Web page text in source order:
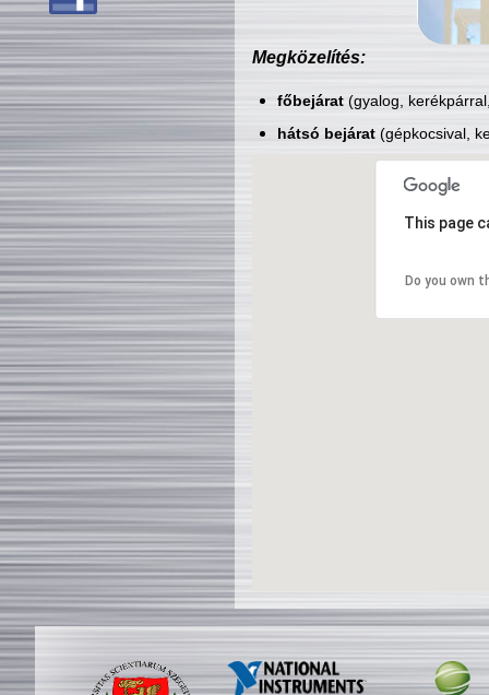
Megközelítés:
főbejárat(gyalog,
hátsó bejárat(gépkocsival,
This page
Do you own